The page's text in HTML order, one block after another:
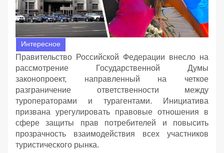
Интересное
Правительство Российской Федерации внесло на
рассмотрение Государственной Думы
законопроект, направленный на четкое
разграничение ответственности между
туроператорами и турагентами. Инициатива
призвана урегулировать правовые отношения в
сфере защиты прав потребителей и повысить
прозрачность взаимодействия всех участников
туристического рынка.